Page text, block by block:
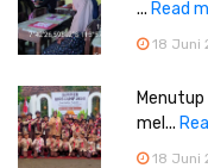
... Read
18 Juni
mel...
18 Juni